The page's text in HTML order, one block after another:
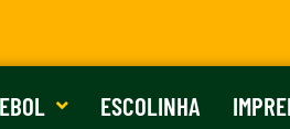
ESCOLINHA